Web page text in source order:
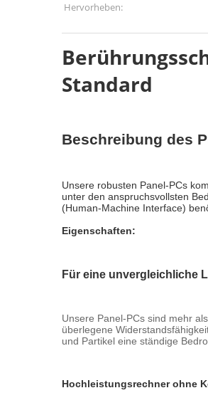
Hervorheben:
Standard
Beschreibung des
Unsere robusten Panel-PCs
unter den anspruchsvollsten
(Human-Machine Interface)
Eigenschaften:
Für eine unvergleichliche
Unsere Panel-PCs sind mehr
überlegene
und Partikel eine ständige
Hochleistungsrechner ohne